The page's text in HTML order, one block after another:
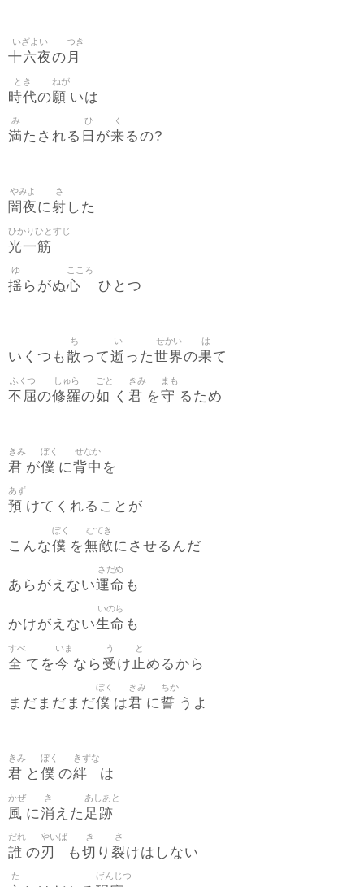
十六夜
いざよい
の 月
つき
時代
とき
の願
ねが
いは
満
み
たされる 日
ひ
が来
く
るの?
闇夜
やみよ
に射
さ
した
光一筋
ひかりひとすじ
揺
ゆ
らがぬ心
こころ
ひとつ
いくつも散
ち
って逝
い
った世界
せかい
の果
は
て
不屈
ふくつ
の修羅
しゅら
の如
ごと
く 君
きみ
を守
まも
るため
君
きみ
が僕
ぼく
に背中
せなか
を
預
あず
けてくれることが
こんな僕
ぼく
を無敵
むてき
にさせるんだ
あらがえない運命
さだめ
も
かけがえない生命
いのち
も
全
すべ
てを今
いま
なら 受
う
け 止
と
めるから
まだまだまだ僕
ぼく
は君
きみ
に誓
ちか
うよ
君
きみ
と 僕
ぼく
の絆
きずな
は
風
かぜ
に消
き
えた 足跡
あしあと
誰
だれ
の刃
やいば
も切
き
り 裂
さ
けはしない
た げんじつ